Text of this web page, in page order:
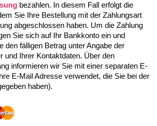
bezahlen. In diesem Fall erfolgt die
Sie Ihre Bestellung mit der Zahlungsart
abgeschlossen haben. Um die Zahlung
Sie sich auf Ihr Bankkonto ein und
den fälligen Betrag unter Angabe der
und Ihrer Kontaktdaten. Über den
informieren wir Sie mit einer separaten E-
E-Mail Adresse verwendet, die Sie bei der
haben).